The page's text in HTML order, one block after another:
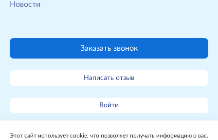
Новости
Заказать звонок
Написать отзыв
Войти
Карта сайта
Этот сайт использует cookie, что позволяет получать информацию о вас.